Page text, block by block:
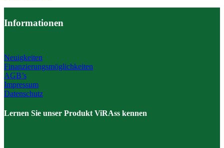
Informationen
Neuigkeiten
Finanzierungsmöglichkeiten
AGB’s
Impressum
Datenschutz
Lernen Sie unser Produkt ViRAss kennen